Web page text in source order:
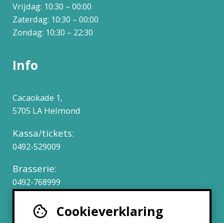
Cookieverklaring
Vrijdag: 10:30 – 00:00
Zaterdag: 10:30 – 00:00
Zondag: 10:30 – 22:30
Info
Cacaokade 1,
5705 LA Helmond
Kassa/tickets:
0492-529009
Brasserie:
0492-768999
Werken bij